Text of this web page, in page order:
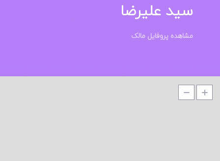
سید علیرضا
مشاهده پروفایل مالک